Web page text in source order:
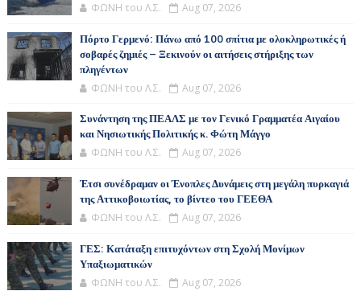
ΦΩΝΗ του Λ.Σ. Aug 07, 2026
Πόρτο Γερμενό: Πάνω από 100 σπίτια με ολοκληρωτικές ή
σοβαρές ζημιές – Ξεκινούν οι αιτήσεις στήριξης των
πληγέντων
ΦΩΝΗ του Λ.Σ. Aug 07, 2026
Συνάντηση της ΠΕΑΛΣ με τον Γενικό Γραμματέα Αιγαίου
και Νησιωτικής Πολιτικής κ. Φώτη Μάγγο
ΦΩΝΗ του Λ.Σ. Aug 07, 2026
Έτσι συνέδραμαν οι Ένοπλες Δυνάμεις στη μεγάλη πυρκαγιά
της Αττικοβοιωτίας, το βίντεο του ΓΕΕΘΑ
ΦΩΝΗ του Λ.Σ. Aug 07, 2026
ΓΕΣ: Κατάταξη επιτυχόντων στη Σχολή Μονίμων
Υπαξιωματικών
ΦΩΝΗ του Λ.Σ. Aug 07, 2026